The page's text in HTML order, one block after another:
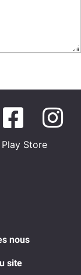
Play Store
nous
site